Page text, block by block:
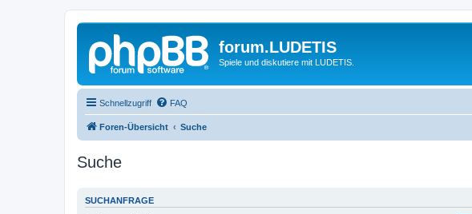
forum.LUDETIS
Spiele und diskutiere mit LUDETIS.
Schnellzugriff FAQ
Foren-Übersicht Suche
Suche
SUCHANFRAGE